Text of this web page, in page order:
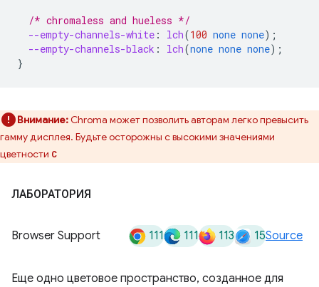
/* chromaless and hueless */
--empty-channels-white : lch(100 none none);
--empty-channels-black : lch(none none none);
}
Внимание:Chroma может позволить авторам легко превысить
гамму дисплея. Будьте осторожны с высокими значениями
цветности C
ЛАБОРАТОРИЯ
Browser Support 111 111 113 15Source
Еще одно цветовое пространство, созданное для